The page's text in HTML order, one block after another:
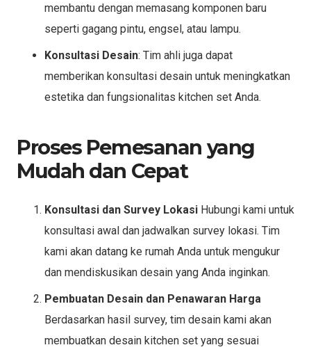
membantu dengan memasang komponen baru
seperti gagang pintu, engsel, atau lampu.
Konsultasi Desain: Tim ahli juga dapat
memberikan konsultasi desain untuk meningkatkan
estetika dan fungsionalitas kitchen set Anda.
Proses Pemesanan yang
Mudah dan Cepat
Konsultasi dan Survey Lokasi Hubungi kami untuk
konsultasi awal dan jadwalkan survey lokasi. Tim
kami akan datang ke rumah Anda untuk mengukur
dan mendiskusikan desain yang Anda inginkan.
Pembuatan Desain dan Penawaran Harga
Berdasarkan hasil survey, tim desain kami akan
membuatkan desain kitchen set yang sesuai